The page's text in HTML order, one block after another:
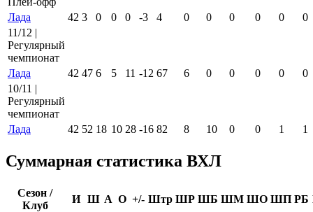
Лада
42 3 0 0 0 -3 4 0 0 0 0 0
0
11/12 |
Регулярный
чемпионат
Лада
42 47 6 5 11 -12 67 6 0 0 0 0
0
10/11 |
Регулярный
чемпионат
Лада
42 52 18 10 28 -16 82 8 10 0 0 1 1
Суммарная статистика ВХЛ
Сезон /
Клуб
И Ш А О +/- Штр ШР ШБ ШМ ШО ШП РБ